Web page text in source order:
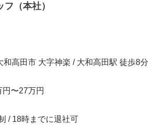
（本社）
和高田市 大字神楽 / 大和高田駅 徒歩8分
円〜27万円
/ 18時までに退社可